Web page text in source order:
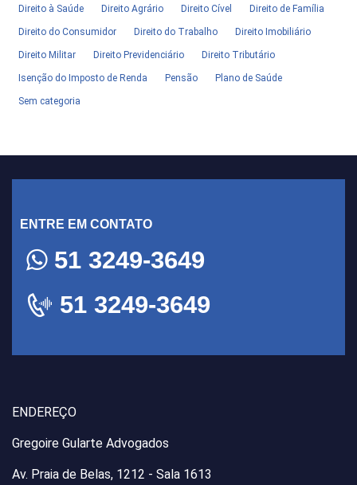
Direito à Saúde Direito Agrário Direito Cível Direito de Família
Direito do Consumidor Direito do Trabalho Direito Imobiliário
Direito Militar Direito Previdenciário Direito Tributário
Isenção do Imposto de Renda Pensão Plano de Saúde
Sem categoria
ENTRE EM CONTATO
51 3249-3649
51 3249-3649
ENDEREÇO
Gregoire Gularte Advogados
Av. Praia de Belas, 1212 - Sala 1613